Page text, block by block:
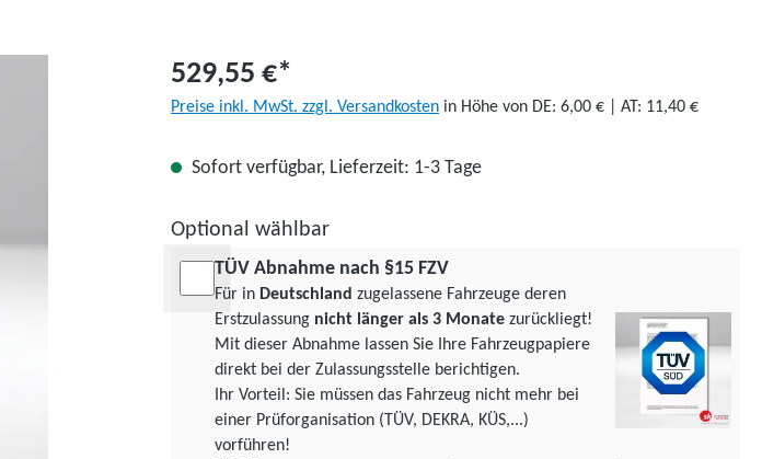
529,55 €*
Preise inkl. MwSt. zzgl. Versandkosten in Höhe von DE: 6,00 € | AT: 11,40 €
Sofort verfügbar, Lieferzeit: 1-3 Tage
Optional wählbar
TÜV Abnahme nach §15 FZV
Für in Deutschland zugelassene Fahrzeuge deren
Erstzulassung nicht länger als 3 Monate zurückliegt!
Mit dieser Abnahme lassen Sie Ihre Fahrzeugpapiere
direkt bei der Zulassungsstelle berichtigen.
Ihr Vorteil: Sie müssen das Fahrzeug nicht mehr bei
einer Prüforgani­sation (TÜV, DEKRA, KÜS,...)
vorführen!